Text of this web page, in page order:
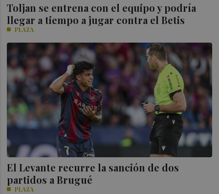
Toljan se entrena con el equipo y podría
llegar a tiempo a jugar contra el Betis
PLAZA
El Levante recurre la sanción de dos
partidos a Brugué
PLAZA